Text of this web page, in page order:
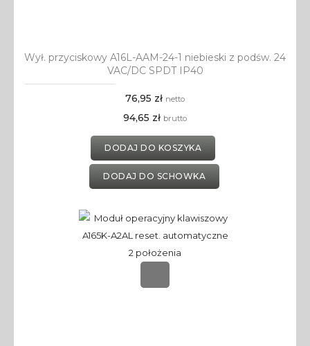
Wył. przyciskowy A16L-AAM-24-1 niebieski z podśw. 24
VAC/DC SPDT IP40
76,95 zł netto
94,65 zł brutto
DODAJ DO KOSZYKA
DODAJ DO SCHOWKA